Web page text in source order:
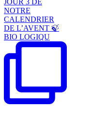
NOTRE
CALENDRIER
DE L’AVENT 🍃
BIO LOGIQU